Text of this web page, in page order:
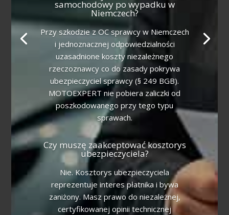
samochodowy po wypadku w
Niemczech?
Przy szkodzie z OC sprawcy w Niemczech
i jednoznacznej odpowiedzialności
uzasadnione koszty niezależnego
rzeczoznawcy co do zasady pokrywa
ubezpieczyciel sprawcy (§ 249 BGB).
MOTOEXPERT nie pobiera zaliczki od
poszkodowanego przy tego typu
sprawach.
Czy muszę zaakceptować kosztorys
ubezpieczyciela?
Nie. Kosztorys ubezpieczyciela
reprezentuje interes płatnika i bywa
zaniżony. Masz prawo do niezależnej,
certyfikowanej opinii technicznej